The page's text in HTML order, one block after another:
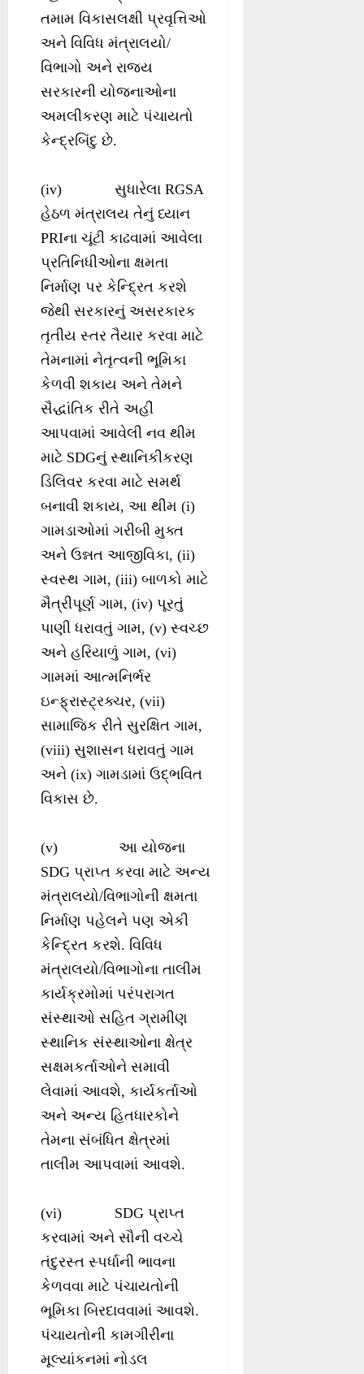
તમામ વિકાસલક્ષી પ્રવૃત્તિઓ
અને વિવિધ મંત્રાલયો/
વિભાગો અને રાજ્ય
સરકારની યોજનાઓના
અમલીકરણ માટે પંચાયતો
કેન્દ્રબિંદુ છે.
(iv) સુધારેલા RGSA
હેઠળ મંત્રાલય તેનું ધ્યાન
PRIના ચૂંટી કાઢવામાં આવેલા
પ્રતિનિધીઓના ક્ષમતા
નિર્માણ પર કેન્દ્રિત કરશે
જેથી સરકારનું અસરકારક
તૃતીય સ્તર તૈયાર કરવા માટે
તેમનામાં નેતૃત્વની ભૂમિકા
કેળવી શકાય અને તેમને
સૈદ્ધાંતિક રીતે અહીં
આપવામાં આવેલી નવ થીમ
માટે SDGનું સ્થાનિકીકરણ
ડિલિવર કરવા માટે સમર્થ
બનાવી શકાય, આ થીમ (i)
ગામડાઓમાં ગરીબી મુક્ત
અને ઉન્નત આજીવિકા, (ii)
સ્વસ્થ ગામ, (iii) બાળકો માટે
મૈત્રીપૂર્ણ ગામ, (iv) પૂરતું
પાણી ધરાવતું ગામ, (v) સ્વચ્છ
અને હરિયાળું ગામ, (vi)
ગામમાં આત્મનિર્ભર
ઇન્ફ્રાસ્ટ્રક્ચર, (vii)
સામાજિક રીતે સુરક્ષિત ગામ,
(viii) સુશાસન ધરાવતું ગામ
અને (ix) ગામડામાં ઉદ્ભવિત
વિકાસ છે.
(v) આ યોજના
SDG પ્રાપ્ત કરવા માટે અન્ય
મંત્રાલયો/વિભાગોની ક્ષમતા
નિર્માણ પહેલને પણ એકી
કેન્દ્રિત કરશે. વિવિધ
મંત્રાલયો/વિભાગોના તાલીમ
કાર્યક્રમોમાં પરંપરાગત
સંસ્થાઓ સહિત ગ્રામીણ
સ્થાનિક સંસ્થાઓના ક્ષેત્ર
સક્ષમકર્તાઓને સમાવી
લેવામાં આવશે, કાર્યકર્તાઓ
અને અન્ય હિતધારકોને
તેમના સંબંધિત ક્ષેત્રમાં
તાલીમ આપવામાં આવશે.
(vi) SDG પ્રાપ્ત
કરવામાં અને સૌની વચ્ચે
તંદુરસ્ત સ્પર્ધાની ભાવના
કેળવવા માટે પંચાયતોની
ભૂમિકા બિરદાવવામાં આવશે.
પંચાયતોની કામગીરીના
મૂલ્યાંકનમાં નોડલ